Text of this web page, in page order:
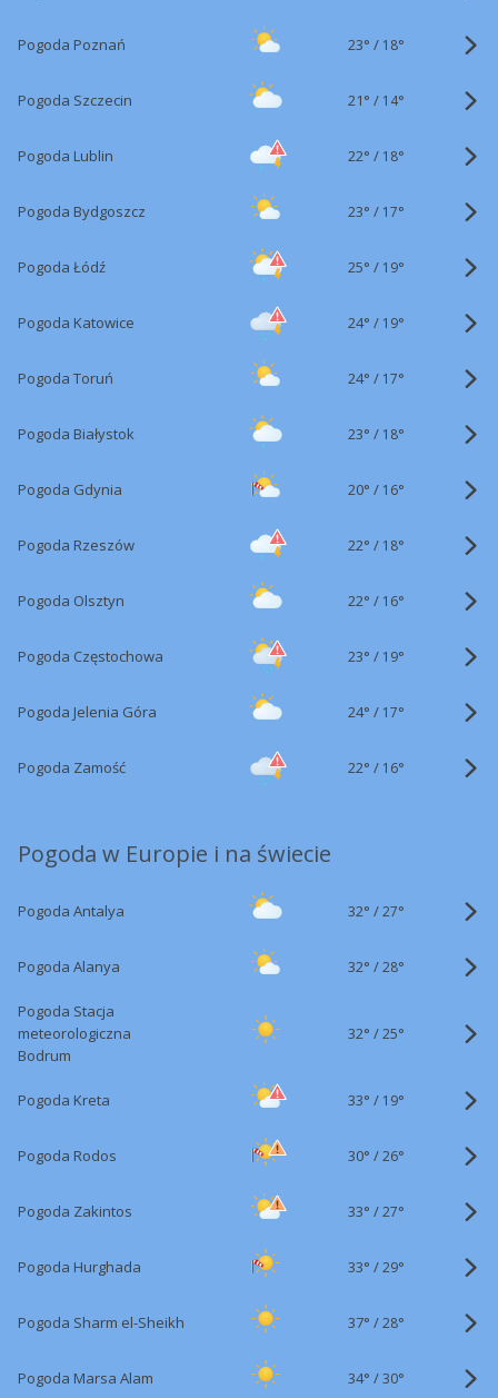
Pogoda Poznań 23° / 18°
Pogoda Szczecin 21° / 14°
Pogoda Lublin 22° / 18°
Pogoda Bydgoszcz 23° / 17°
Pogoda Łódź 25° / 19°
Pogoda Katowice 24° / 19°
Pogoda Toruń 24° / 17°
Pogoda Białystok 23° / 18°
Pogoda Gdynia 20° / 16°
Pogoda Rzeszów 22° / 18°
Pogoda Olsztyn 22° / 16°
Pogoda Częstochowa 23° / 19°
Pogoda Jelenia Góra 24° / 17°
Pogoda Zamość 22° / 16°
Pogoda w Europie i na świecie
Pogoda Antalya 32° /27°
Pogoda Alanya 32° /28°
Pogoda Stacja
meteorologiczna
Bodrum
32° /25°
Pogoda Kreta 33° / 19°
Pogoda Rodos 30° /26°
Pogoda Zakintos 33° /27°
Pogoda Hurghada 33° /29°
Pogoda Sharm el-Sheikh 37° /28°
Pogoda Marsa Alam 34° /30°